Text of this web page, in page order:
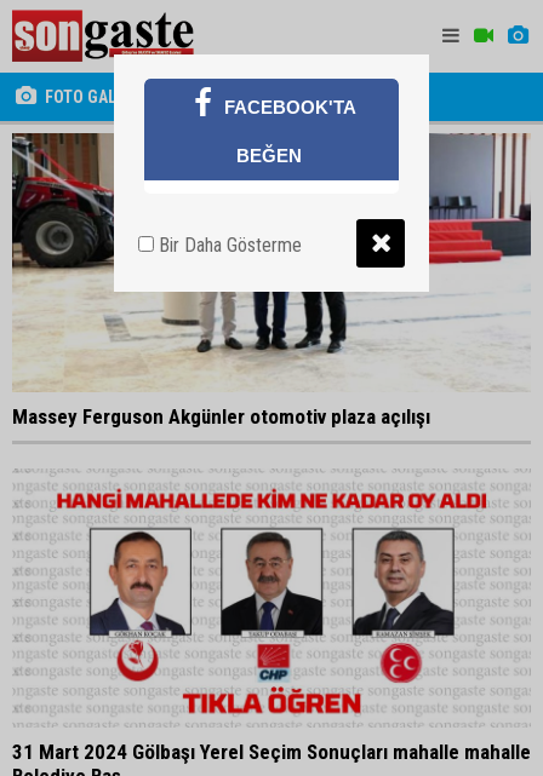
FOTO GALERİ
Massey Ferguson Akgünler otomotiv plaza açılışı
31 Mart 2024 Gölbaşı Yerel Seçim Sonuçları mahalle mahalle
FACEBOOK'TA
BEĞEN
Bir Daha Gösterme